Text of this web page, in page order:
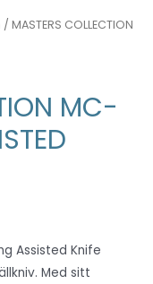
/ MASTERS COLLECTION
MC-
Assisted Knife
Med sitt